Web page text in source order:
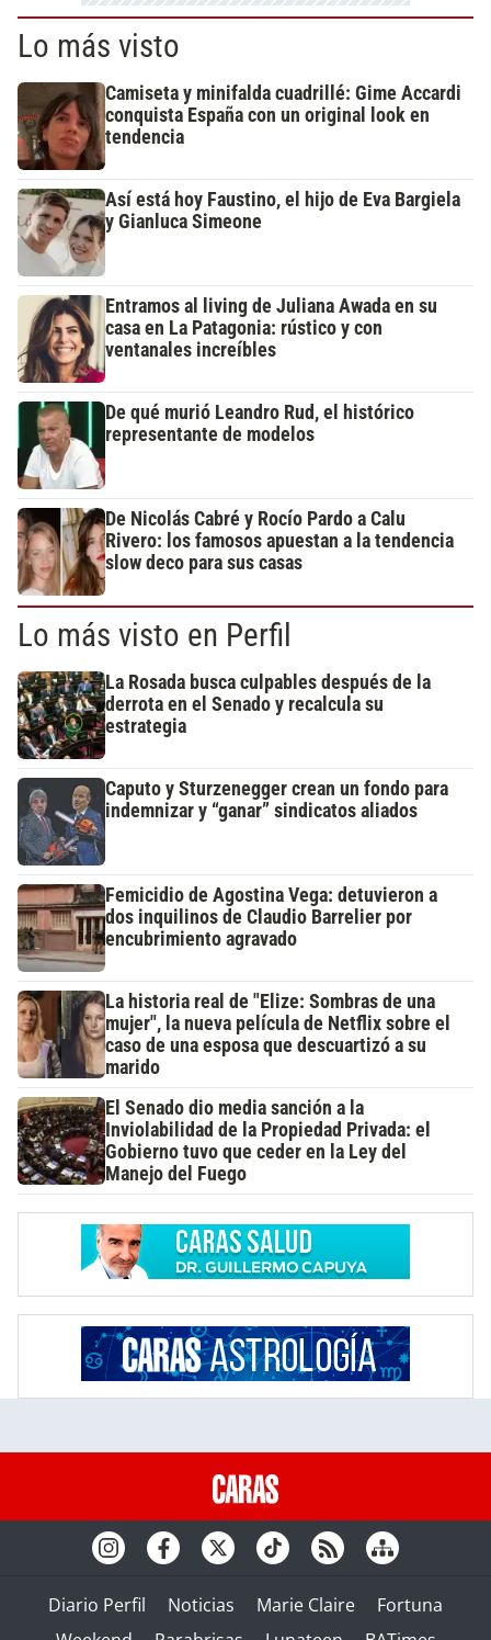
Lo más visto
Camiseta y minifalda cuadrillé: Gime Accardi
conquista España con un original look en
tendencia
Así está hoy Faustino, el hijo de Eva Bargiela
y Gianluca Simeone
Entramos al living de Juliana Awada en su
casa en La Patagonia: rústico y con
ventanales increíbles
De qué murió Leandro Rud, el histórico
representante de modelos
De Nicolás Cabré y Rocío Pardo a Calu
Rivero: los famosos apuestan a la tendencia
slow deco para sus casas
Lo más visto en Perfil
La Rosada busca culpables después de la
derrota en el Senado y recalcula su
estrategia
Caputo y Sturzenegger crean un fondo para
indemnizar y “ganar” sindicatos aliados
Femicidio de Agostina Vega: detuvieron a
dos inquilinos de Claudio Barrelier por
encubrimiento agravado
La historia real de "Elize: Sombras de una
mujer", la nueva película de Netflix sobre el
caso de una esposa que descuartizó a su
marido
El Senado dio media sanción a la
Inviolabilidad de la Propiedad Privada: el
Gobierno tuvo que ceder en la Ley del
Manejo del Fuego
Diario Perfil Noticias Marie Claire
Fortuna